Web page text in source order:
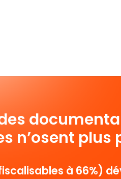
n’osent plus
à 66%)